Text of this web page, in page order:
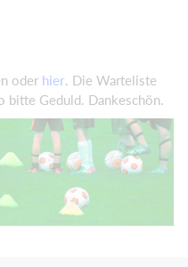
oder hier . Die Warteliste
bitte Geduld. Dankeschön.